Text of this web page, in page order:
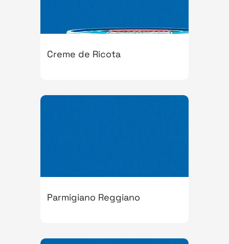
Creme de Ricota
Parmigiano Reggiano